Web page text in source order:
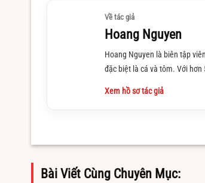
Về tác giả
Hoang Nguyen
Hoang Nguyen là biên tập
đặc biệt là cá và tôm. Với
Xem hồ sơ tác giả
Bài Viết Cùng Chuyên Mục: